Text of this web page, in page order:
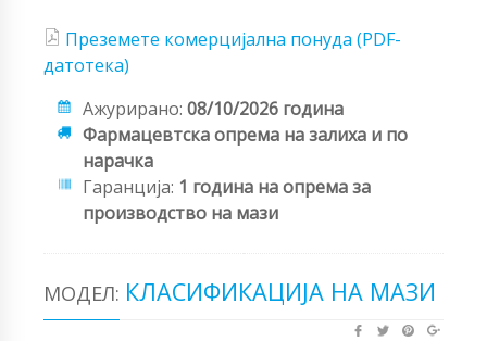
Преземете комерцијална понуда (PDF-
датотека)
Ажурирано: 08/10/2026 година
Фармацевтска опрема на залиха и по
нарачка
Гаранција: 1 година на опрема за
производство на мази
МОДЕЛ: КЛАСИФИКАЦИЈА НА МАЗИ